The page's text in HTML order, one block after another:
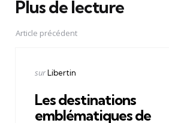
Plus de lecture
Post
navigation
Article précédent
Publié
surLibertin
Les destinations
emblématiques de